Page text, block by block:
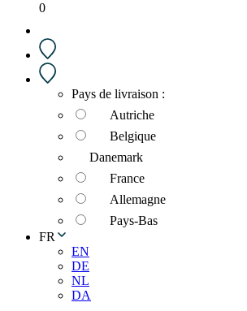
0
Pays de livraison :
Autriche
Belgique
Danemark
France
Allemagne
Pays-Bas
FR
EN
DE
NL
DA